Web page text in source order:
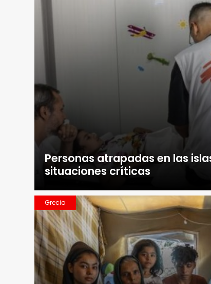
Personas atrapadas en las
situaciones críticas
Grecia